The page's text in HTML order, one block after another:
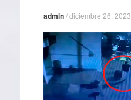
admin/diciembre 26, 2023